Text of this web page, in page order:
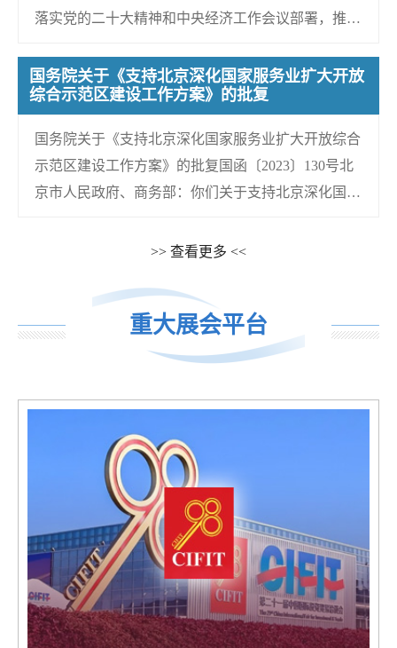
落实党的二十大精神和中央经济工作会议部署，推进
国务院关于《支持北京深化国家服务业扩大开放
综合示范区建设工作方案》的批复
国务院关于《支持北京深化国家服务业扩大开放综合
示范区建设工作方案》的批复国函〔2023〕130号北
京市人民政府、商务部：你们关于支持北京深化国家
>> 查看更多 <<
重大展会平台